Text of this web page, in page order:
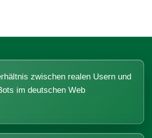
zwischen realen Usern und
im deutschen Web